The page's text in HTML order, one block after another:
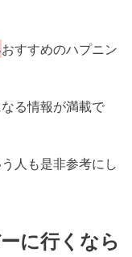
おすすめのハプニン
る情報が満載で
人も是非参考にし
に行くなら